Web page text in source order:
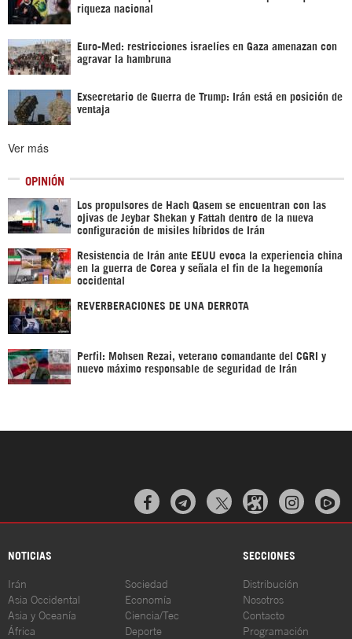
riqueza nacional
Euro-Med: restricciones israelíes en Gaza amenazan con
agravar la hambruna
Exsecretario de Guerra de Trump: Irán está en posición de
ventaja
Ver más
OPINIÓN
Los propulsores de Hach Qasem se encuentran con las
ojivas de Jeybar Shekan y Fattah dentro de la nueva
configuración de misiles híbridos de Irán
Resistencia de Irán ante EEUU evoca la experiencia china
en la guerra de Corea y señala el fin de la hegemonía
occidental
REVERBERACIONES DE UNA DERROTA
Perfil: Mohsen Rezai, veterano comandante del CGRI y
nuevo máximo responsable de seguridad de Irán
  
NOTICIAS SECCIONES
Irán
Asia Occidental
Asia y Oceanía
África
Sociedad
Economía
Ciencia/Tec
Deporte
Distribución
Nosotros
Contacto
Programación